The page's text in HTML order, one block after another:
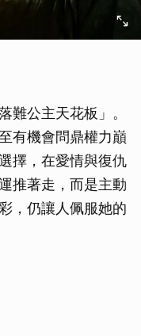
難公主天花板」。
有機會問鼎權力巔
擇，在愛情與復仇
推著走，而是主動
，仍讓人佩服她的